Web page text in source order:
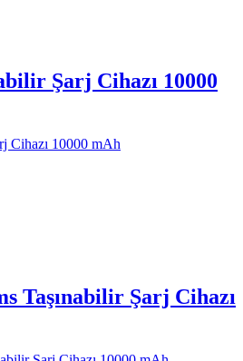
Şarj Cihazı 10000
Taşınabilir Şarj Cihazı